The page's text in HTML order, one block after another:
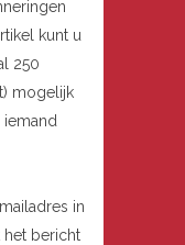
kunt u
250
mogelijk
in
het bericht